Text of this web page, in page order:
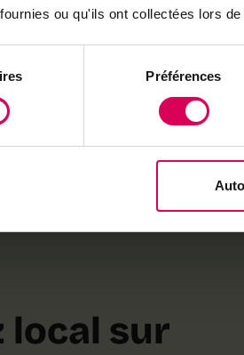
ou qu'ils ont collectées lors
Préférences
local sur